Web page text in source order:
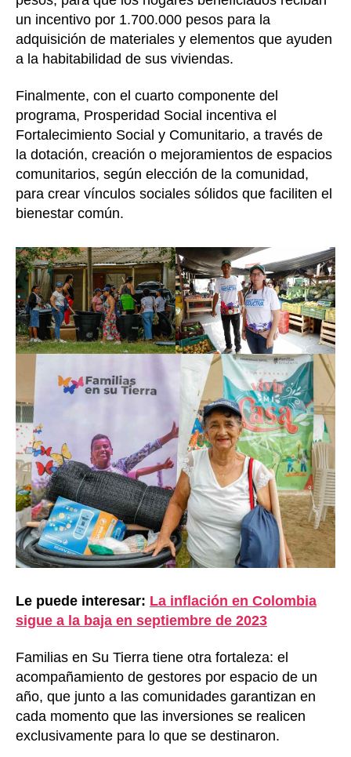
un incentivo por 1.700.000 pesos para la
adquisición de materiales y elementos que ayuden
a la habitabilidad de sus viviendas.
Finalmente, con el cuarto componente del
programa, Prosperidad Social incentiva el
Fortalecimiento Social y Comunitario, a través de
la dotación, creación o mejoramientos de espacios
comunitarios, según elección de la comunidad,
para crear vínculos sociales sólidos que faciliten el
bienestar común.
Le puede interesar: La inflación en Colombia
sigue a la baja en septiembre de 2023
Familias en Su Tierra tiene otra fortaleza: el
acompañamiento de gestores por espacio de un
año, que junto a las comunidades garantizan en
cada momento que las inversiones se realicen
exclusivamente para lo que se destinaron.